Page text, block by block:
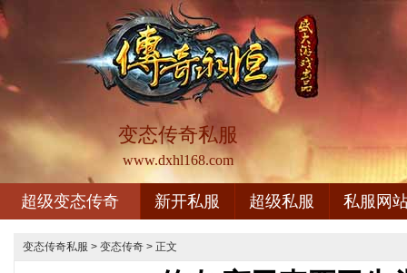
变态传奇私服
www.dxhl168.com
超级变态传奇 新开私服 超级私服 私服网
变态传奇私服 > 变态传奇 > 正文